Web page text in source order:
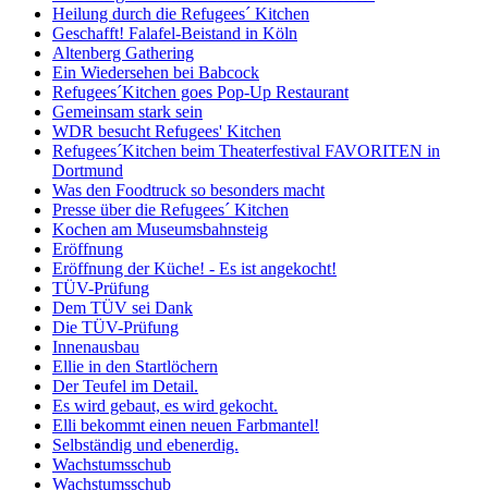
Heilung durch die Refugees´ Kitchen
Geschafft! Falafel-Beistand in Köln
Altenberg Gathering
Ein Wiedersehen bei Babcock
Refugees´Kitchen goes Pop-Up Restaurant
Gemeinsam stark sein
WDR besucht Refugees' Kitchen
Refugees´Kitchen beim Theaterfestival FAVORITEN in
Dortmund
Was den Foodtruck so besonders macht
Presse über die Refugees´ Kitchen
Kochen am Museumsbahnsteig
Eröffnung
Eröffnung der Küche! - Es ist angekocht!
TÜV-Prüfung
Dem TÜV sei Dank
Die TÜV-Prüfung
Innenausbau
Ellie in den Startlöchern
Der Teufel im Detail.
Es wird gebaut, es wird gekocht.
Elli bekommt einen neuen Farbmantel!
Selbständig und ebenerdig.
Wachstumsschub
Wachstumsschub